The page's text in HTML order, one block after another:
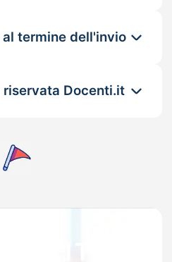
termine dell'invio
riservata Docenti.it